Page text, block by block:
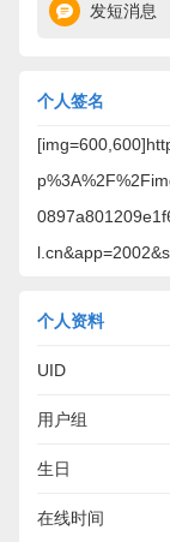
发短消息
个人签名
个人资料
UID
用户组
生日
在线时间